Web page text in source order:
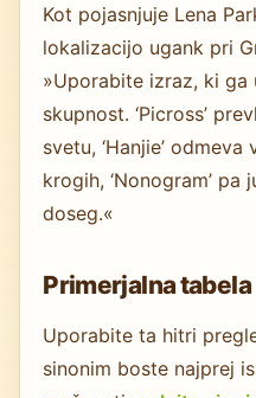
Kot pojasnjuje Lena
lokalizacijo ugank pri
»Uporabite izraz, ki ga
skupnost. ‘Picross’
svetu, ‘Hanjie’
krogih, ‘Nonogram’
doseg.«
Primerjalna tabela
Uporabite ta hitri
sinonim boste najprej